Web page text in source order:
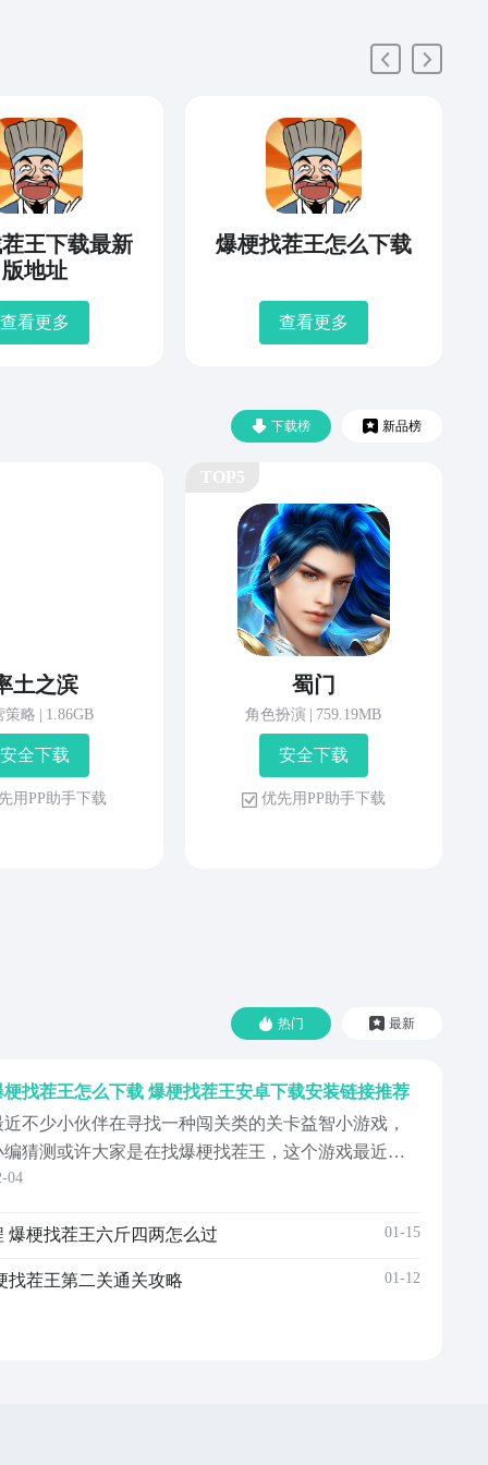
王下载最新
版地址
查看更多
爆梗找茬王怎么下载
查看更多
下载榜 新品榜
土之滨
策略 1.86GB
安 全 下 载
用 P P 助 手 下 载
蜀门
角色扮演 759.19MB
安 全 下 载
优 先 用 P P 助 手 下 载
热门 最新
梗找茬王怎么下载 爆梗找茬王安卓下载安装链接推荐
近不少小伙伴在寻找一种闯关类的关卡益智小游戏，
编猜测或许大家是在找爆梗找茬王，这个游戏最近实
太火啦，有不少小伙伴都去体验了，纷纷表示有一些
，只要点击下面链接就能下载啦，虽然很多关卡比较
。【爆梗找茬王...
04
爆梗找茬王六斤四两怎么过 01-15
找茬王第二关通关攻略 01-12